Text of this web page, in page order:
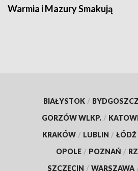
Warmia i Mazury Smakują
BIAŁYSTOK / BYDGOSZCZ
GORZÓW WLKP. /
KRAKÓW / LUBLIN / ŁÓDŹ
OPOLE / POZNAŃ /
SZCZECIN / WARSZAWA